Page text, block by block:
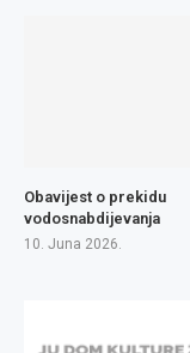
Obavijest o prekidu
vodosnabdijevanja
10. Juna 2026.